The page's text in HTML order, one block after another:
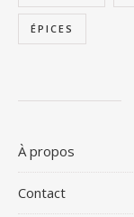
ÉPICES
À propos
Contact